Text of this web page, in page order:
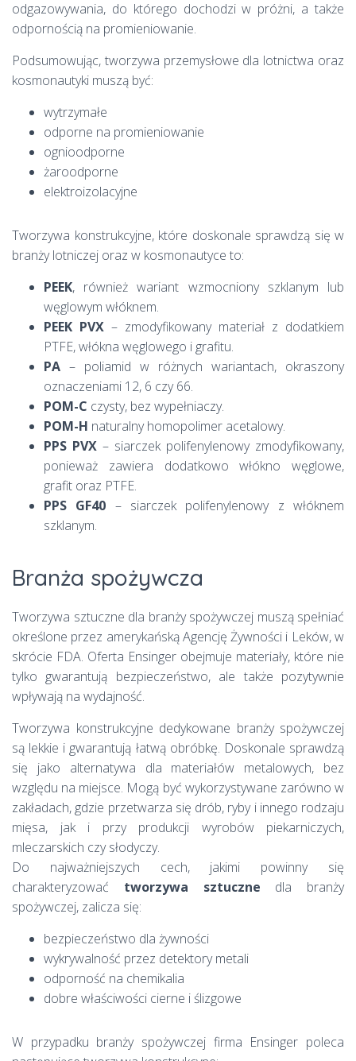
odgazowywania, do którego dochodzi w próżni, a także
odpornością na promieniowanie.
Podsumowując, tworzywa przemysłowe dla lotnictwa oraz
kosmonautyki muszą być:
wytrzymałe
odporne na promieniowanie
ognioodporne
żaroodporne
elektroizolacyjne
Tworzywa konstrukcyjne, które doskonale sprawdzą się w
branży lotniczej oraz w kosmonautyce to:
PEEK, również wariant wzmocniony szklanym lub
węglowym włóknem.
PEEK PVX – zmodyfikowany materiał z dodatkiem
PTFE, włókna węglowego i grafitu.
PA – poliamid w różnych wariantach, okraszony
oznaczeniami 12, 6 czy 66.
POM-C czysty, bez wypełniaczy.
POM-H naturalny homopolimer acetalowy.
PPS PVX – siarczek polifenylenowy zmodyfikowany,
ponieważ zawiera dodatkowo włókno węglowe,
grafit oraz PTFE.
PPS GF40 – siarczek polifenylenowy z włóknem
szklanym.
Branża spożywcza
Tworzywa sztuczne dla branży spożywczej muszą spełniać
określone przez amerykańską Agencję Żywności i Leków, w
skrócie FDA. Oferta Ensinger obejmuje materiały, które nie
tylko gwarantują bezpieczeństwo, ale także pozytywnie
wpływają na wydajność.
Tworzywa konstrukcyjne dedykowane branży spożywczej
są lekkie i gwarantują łatwą obróbkę. Doskonale sprawdzą
się jako alternatywa dla materiałów metalowych, bez
względu na miejsce. Mogą być wykorzystywane zarówno w
zakładach, gdzie przetwarza się drób, ryby i innego rodzaju
mięsa, jak i przy produkcji wyrobów piekarniczych,
mleczarskich czy słodyczy.
Do najważniejszych cech, jakimi powinny się
charakteryzować tworzywa sztuczne dla branży
spożywczej, zalicza się:
bezpieczeństwo dla żywności
wykrywalność przez detektory metali
odporność na chemikalia
dobre właściwości cierne i ślizgowe
W przypadku branży spożywczej firma Ensinger poleca